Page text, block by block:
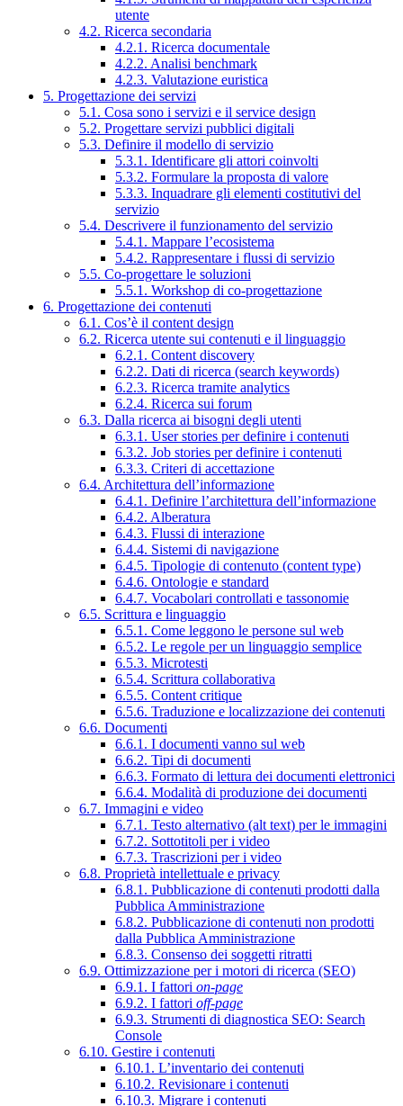
utente
4.2. Ricerca secondaria
4.2.1. Ricerca documentale
4.2.2. Analisi benchmark
4.2.3. Valutazione euristica
5. Progettazione dei servizi
5.1. Cosa sono i servizi e il service design
5.2. Progettare servizi pubblici digitali
5.3. Definire il modello di servizio
5.3.1. Identificare gli attori coinvolti
5.3.2. Formulare la proposta di valore
5.3.3. Inquadrare gli elementi costitutivi del
servizio
5.4. Descrivere il funzionamento del servizio
5.4.1. Mappare l’ecosistema
5.4.2. Rappresentare i flussi di servizio
5.5. Co-progettare le soluzioni
5.5.1. Workshop di co-progettazione
6. Progettazione dei contenuti
6.1. Cos’è il content design
6.2. Ricerca utente sui contenuti e il linguaggio
6.2.1. Content discovery
6.2.2. Dati di ricerca (search keywords)
6.2.3. Ricerca tramite analytics
6.2.4. Ricerca sui forum
6.3. Dalla ricerca ai bisogni degli utenti
6.3.1. User stories per definire i contenuti
6.3.2. Job stories per definire i contenuti
6.3.3. Criteri di accettazione
6.4. Architettura dell’informazione
6.4.1. Definire l’architettura dell’informazione
6.4.2. Alberatura
6.4.3. Flussi di interazione
6.4.4. Sistemi di navigazione
6.4.5. Tipologie di contenuto (content type)
6.4.6. Ontologie e standard
6.4.7. Vocabolari controllati e tassonomie
6.5. Scrittura e linguaggio
6.5.1. Come leggono le persone sul web
6.5.2. Le regole per un linguaggio semplice
6.5.3. Microtesti
6.5.4. Scrittura collaborativa
6.5.5. Content critique
6.5.6. Traduzione e localizzazione dei contenuti
6.6. Documenti
6.6.1. I documenti vanno sul web
6.6.2. Tipi di documenti
6.6.3. Formato di lettura dei documenti elettronici
6.6.4. Modalità di produzione dei documenti
6.7. Immagini e video
6.7.1. Testo alternativo (alt text) per le immagini
6.7.2. Sottotitoli per i video
6.7.3. Trascrizioni per i video
6.8. Proprietà intellettuale e privacy
6.8.1. Pubblicazione di contenuti prodotti dalla
Pubblica Amministrazione
6.8.2. Pubblicazione di contenuti non prodotti
dalla Pubblica Amministrazione
6.8.3. Consenso dei soggetti ritratti
6.9. Ottimizzazione per i motori di ricerca (SEO)
6.9.1. I fattori on-page
6.9.2. I fattori off-page
6.9.3. Strumenti di diagnostica SEO: Search
Console
6.10. Gestire i contenuti
6.10.1. L’inventario dei contenuti
6.10.2. Revisionare i contenuti
6.10.3. Migrare i contenuti